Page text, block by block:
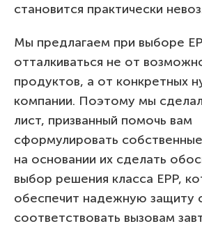
становится практически
Мы предлагаем при выборе
отталкиваться не от
продуктов, а от конкретных
компании. Поэтому мы
лист, призванный помочь вам
сформулировать
на основании их сделать
выбор решения класса EPP,
обеспечит надежную защиту
соответствовать вызовам